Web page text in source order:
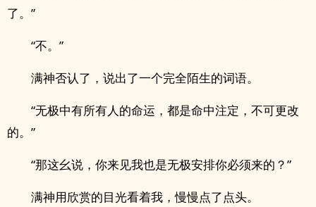
了。”
“不。”
满神否认了，说出了一个完全陌生的词语。
“无极中有所有人的命运，都是命中注定，不可更改
的。”
“那这幺说，你来见我也是无极安排你必须来的？”
满神用欣赏的目光看着我，慢慢点了点头。